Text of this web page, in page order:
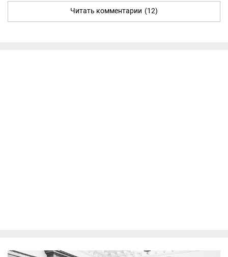
Читать комментарии (12)